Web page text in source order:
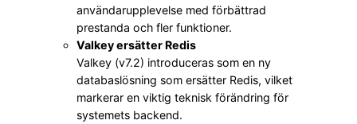
användarupplevelse med förbättrad
prestanda och fler funktioner.
Valkey ersätter Redis
Valkey (v7.2) introduceras som en ny
databaslösning som ersätter Redis, vilket
markerar en viktig teknisk förändring för
systemets backend.